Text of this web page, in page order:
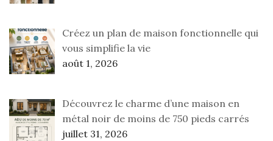
Créez un plan de maison fonctionnelle qui
vous simplifie la vie
août 1, 2026
Découvrez le charme d’une maison en
métal noir de moins de 750 pieds carrés
juillet 31, 2026